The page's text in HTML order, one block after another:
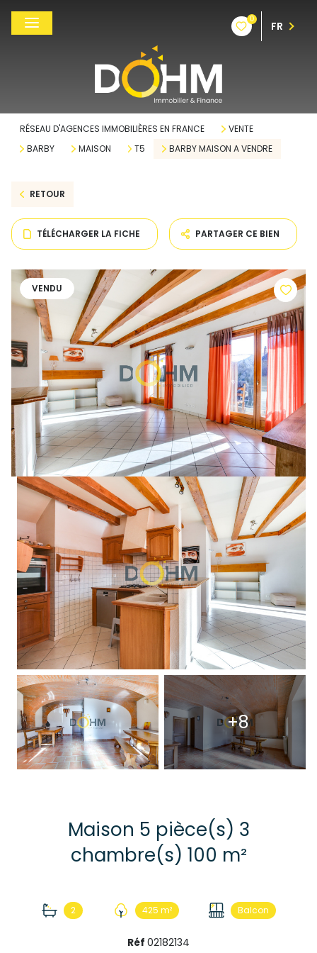
0
FR
RÉSEAU D'AGENCES IMMOBILIÈRES EN FRANCE
VENTE
BARBY
MAISON T5 BARBY MAISON A VENDRE
RETOUR
TÉLÉCHARGER LA FICHE PARTAGER CE BIEN
VENDU
+8
Maison 5 pièce(s) 3
chambre(s) 100 m²
2 425 m² Balcon
Réf 02182134